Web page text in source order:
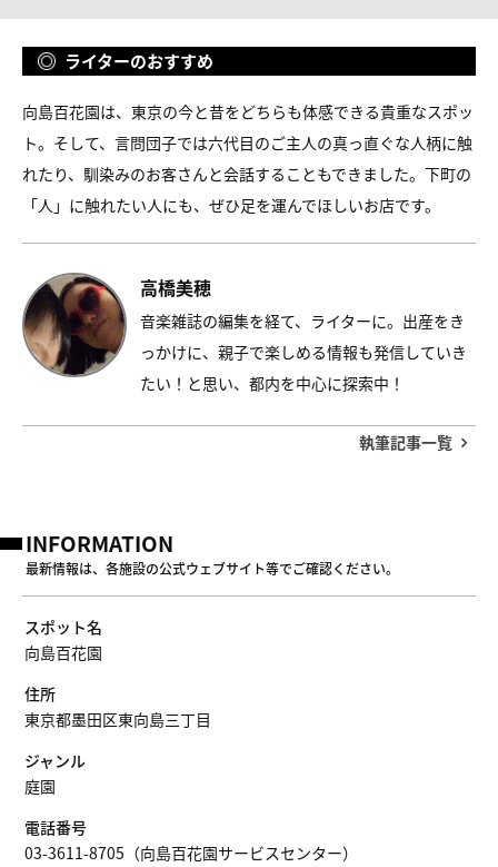
ライターのおすすめ
向島百花園は、東京の今と昔をどちらも体感できる貴重なスポッ
ト。そして、言問団子では六代目のご主人の真っ直ぐな人柄に触
れたり、馴染みのお客さんと会話することもできました。下町の
「人」に触れたい人にも、ぜひ足を運んでほしいお店です。
高橋美穂
音楽雑誌の編集を経て、ライターに。出産をき
っかけに、親子で楽しめる情報も発信していき
たい！と思い、都内を中心に探索中！
執筆記事一覧
INFORMATION
最新情報は、各施設の公式ウェブサイト等でご確認ください。
スポット名
向島百花園
住所
東京都墨田区東向島三丁目
ジャンル
庭園
電話番号
03-3611-8705（向島百花園サービスセンター）